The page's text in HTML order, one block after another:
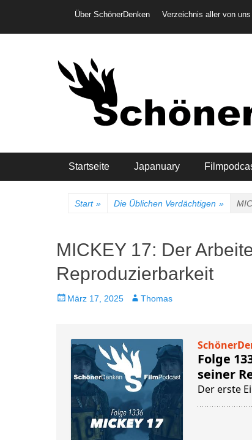
Header-Menü
Über SchönerDenken Verzeichnis aller von
Hauptmenü
Startseite Japanuary
Start » Die Üblichen Verdächtigen »
MICKEY 17: Der
Reproduzierbarkeit
Veröffentlicht
März 17, 2025 AutorThomas